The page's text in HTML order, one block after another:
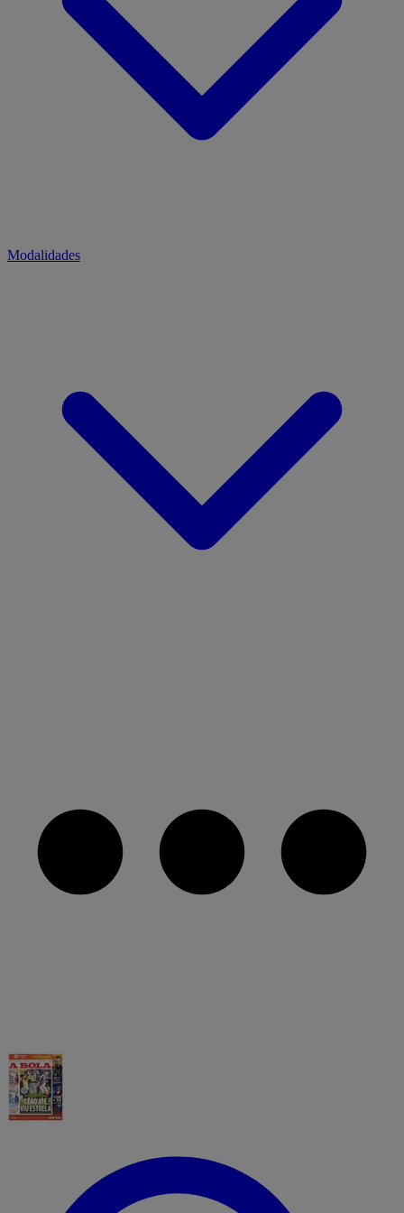
Modalidades